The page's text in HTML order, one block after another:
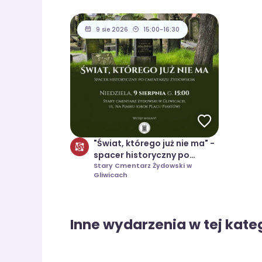
9 sie 2026 15:00-16:30
"Świat, którego już nie ma" -
spacer historyczny po
starym cmentarzu
żydowskim w Gliwicach
Stary Cmentarz Żydowski w
Gliwicach
Inne wydarzenia w tej